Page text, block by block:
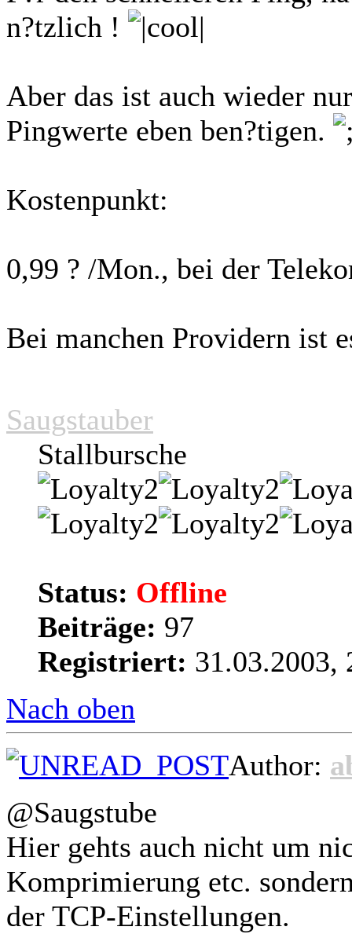
n?tzlich !
Aber das ist auch wieder
Pingwerte eben ben?tigen.
Kostenpunkt:
0,99 ? /Mon., bei der
Bei manchen Providern ist
Saugstauber
Stallbursche
Status: Offline
Beiträge: 97
Registriert: 31.03.2003,
Nach oben
Author:
@Saugstube
Hier gehts auch nicht um
Komprimierung etc.
der TCP-Einstellungen.